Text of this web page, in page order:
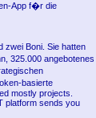
App f�r die
zwei Boni. Sie hatten
325.000 angebotenes
basierte
mostly projects.
platform sends you